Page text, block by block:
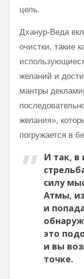
цель.
Дханур-Веда
очистки, такие
желаний и
мантры
желания»,
погружается в
И так, в
силу
Атмы,
и
это
и вы
точке.